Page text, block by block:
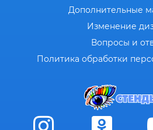
Дополнительные
Изменение
Вопросы и
Политика обработки